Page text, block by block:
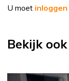
U moet inloggen
Bekijk ook